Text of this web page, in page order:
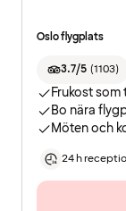
Oslo flygplats
3.7/5 (1103)
Frukost som
Bo nära
Möten och
24 h